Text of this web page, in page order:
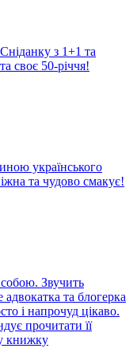
з 1+1 та
своє 50-річчя!
українського
та чудово смакує!
Звучить
та блогерка
і напрочуд цікаво.
прочитати її
книжку